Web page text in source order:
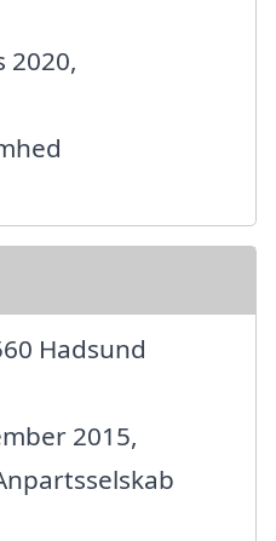
2020,
Hadsund
2015,